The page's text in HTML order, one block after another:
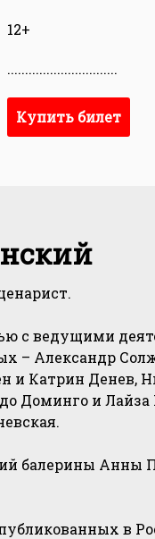
12+
...............................
Купить билет
с ведущими
– Александр
и Катрин Денев,
Доминго и
балерины Анны
в